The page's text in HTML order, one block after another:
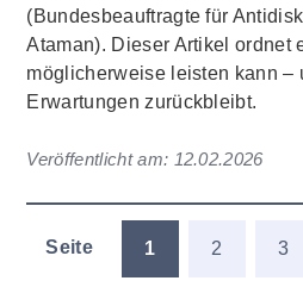
(Bundesbeauftragte für
Ataman). Dieser Artikel ordnet
möglicherweise leisten kann –
Erwartungen zurückbleibt.
Veröffentlicht am: 12.02.2026
Seite 1 2 3